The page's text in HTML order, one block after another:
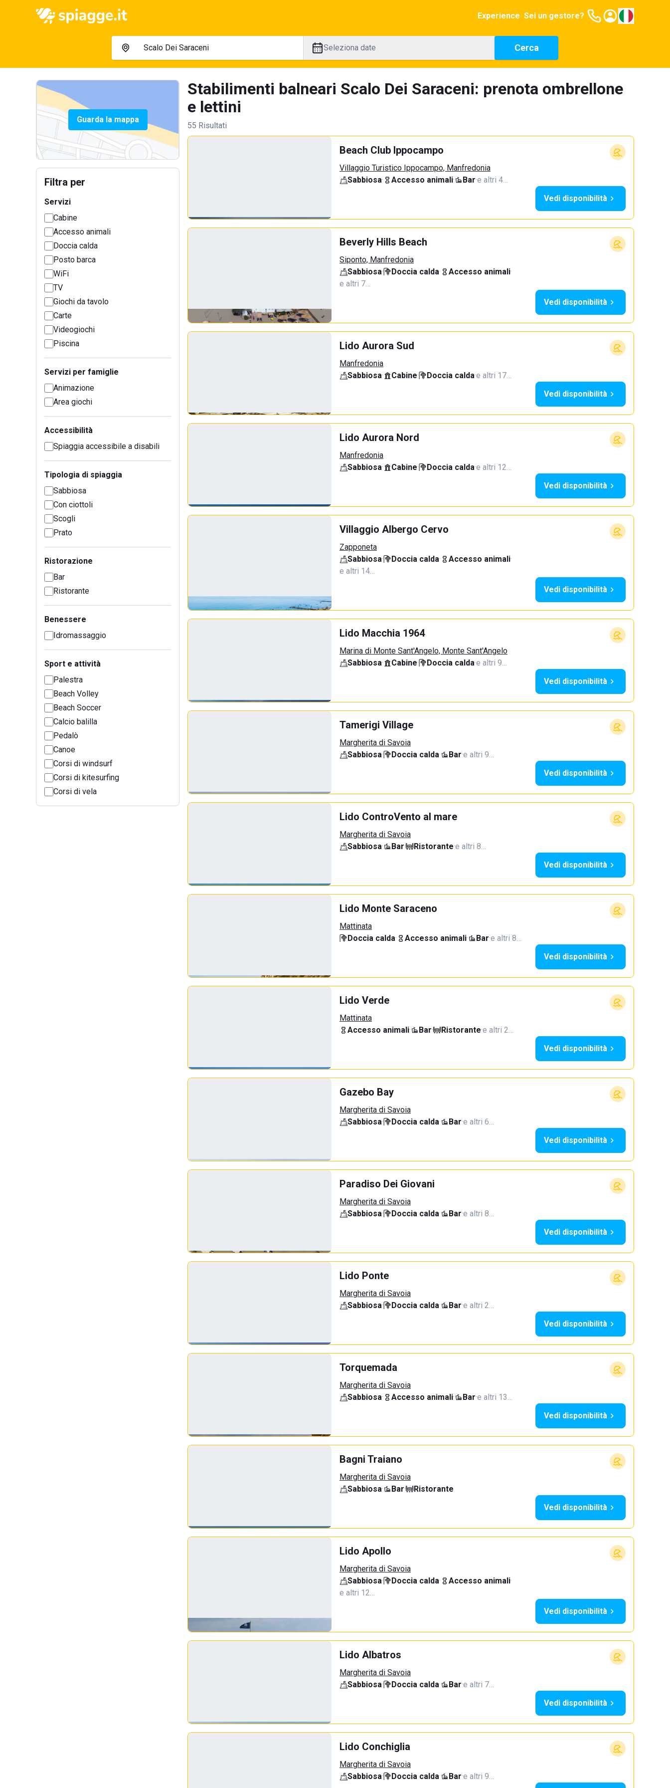
Experience Sei un gestore?
Seleziona date Cerca
Guarda la mappa
Filtra per
Servizi
Cabine
Accesso animali
Doccia calda
Posto barca
WiFi
TV
Giochi da tavolo
Carte
Videogiochi
Piscina
Servizi per famiglie
Animazione
Area giochi
Accessibilità
Spiaggia accessibile a disabili
Tipologia di spiaggia
Sabbiosa
Con ciottoli
Scogli
Prato
Ristorazione
Bar
Ristorante
Benessere
Idromassaggio
Sport e attività
Palestra
Beach Volley
Beach Soccer
Calcio balilla
Pedalò
Canoe
Corsi di windsurf
Corsi di kitesurfing
Corsi di vela
Stabilimenti balneari Scalo Dei Saraceni: prenota ombrellone
e lettini
55 Risultati
Beach Club Ippocampo
Villaggio Turistico Ippocampo, Manfredonia
Sabbiosa· Accesso animali· Bar·e altri 4…
Vedi disponibilità
Beverly Hills Beach
Siponto, Manfredonia
Sabbiosa· Doccia calda· Accesso animali·
e altri 7…
Vedi disponibilità
Lido Aurora Sud
Manfredonia
Sabbiosa· Cabine· Doccia calda·e altri 17…
Vedi disponibilità
Lido Aurora Nord
Manfredonia
Sabbiosa· Cabine· Doccia calda·e altri 12…
Vedi disponibilità
Villaggio Albergo Cervo
Zapponeta
Sabbiosa· Doccia calda· Accesso animali·
e altri 14…
Vedi disponibilità
Lido Macchia 1964
Marina di Monte Sant'Angelo, Monte Sant'Angelo
Sabbiosa· Cabine· Doccia calda·e altri 9…
Vedi disponibilità
Tamerigi Village
Margherita di Savoia
Sabbiosa· Doccia calda· Bar·e altri 9…
Vedi disponibilità
Lido ControVento al mare
Margherita di Savoia
Sabbiosa· Bar· Ristorante·e altri 8…
Vedi disponibilità
Lido Monte Saraceno
Mattinata
Doccia calda· Accesso animali· Bar·e altri 8…
Vedi disponibilità
Lido Verde
Mattinata
Accesso animali· Bar· Ristorante·e altri 2…
Vedi disponibilità
Gazebo Bay
Margherita di Savoia
Sabbiosa· Doccia calda· Bar·e altri 6…
Vedi disponibilità
Paradiso Dei Giovani
Margherita di Savoia
Sabbiosa· Doccia calda· Bar·e altri 8…
Vedi disponibilità
Lido Ponte
Margherita di Savoia
Sabbiosa· Doccia calda· Bar·e altri 2…
Vedi disponibilità
Torquemada
Margherita di Savoia
Sabbiosa· Accesso animali· Bar·e altri 13…
Vedi disponibilità
Bagni Traiano
Margherita di Savoia
Sabbiosa· Bar·
Ristorante
Vedi disponibilità
Lido Apollo
Margherita di Savoia
Sabbiosa· Doccia calda· Accesso animali·
e altri 12…
Vedi disponibilità
Lido Albatros
Margherita di Savoia
Sabbiosa· Doccia calda· Bar·e altri 7…
Vedi disponibilità
Lido Conchiglia
Margherita di Savoia
Sabbiosa· Doccia calda· Bar·e altri 9…